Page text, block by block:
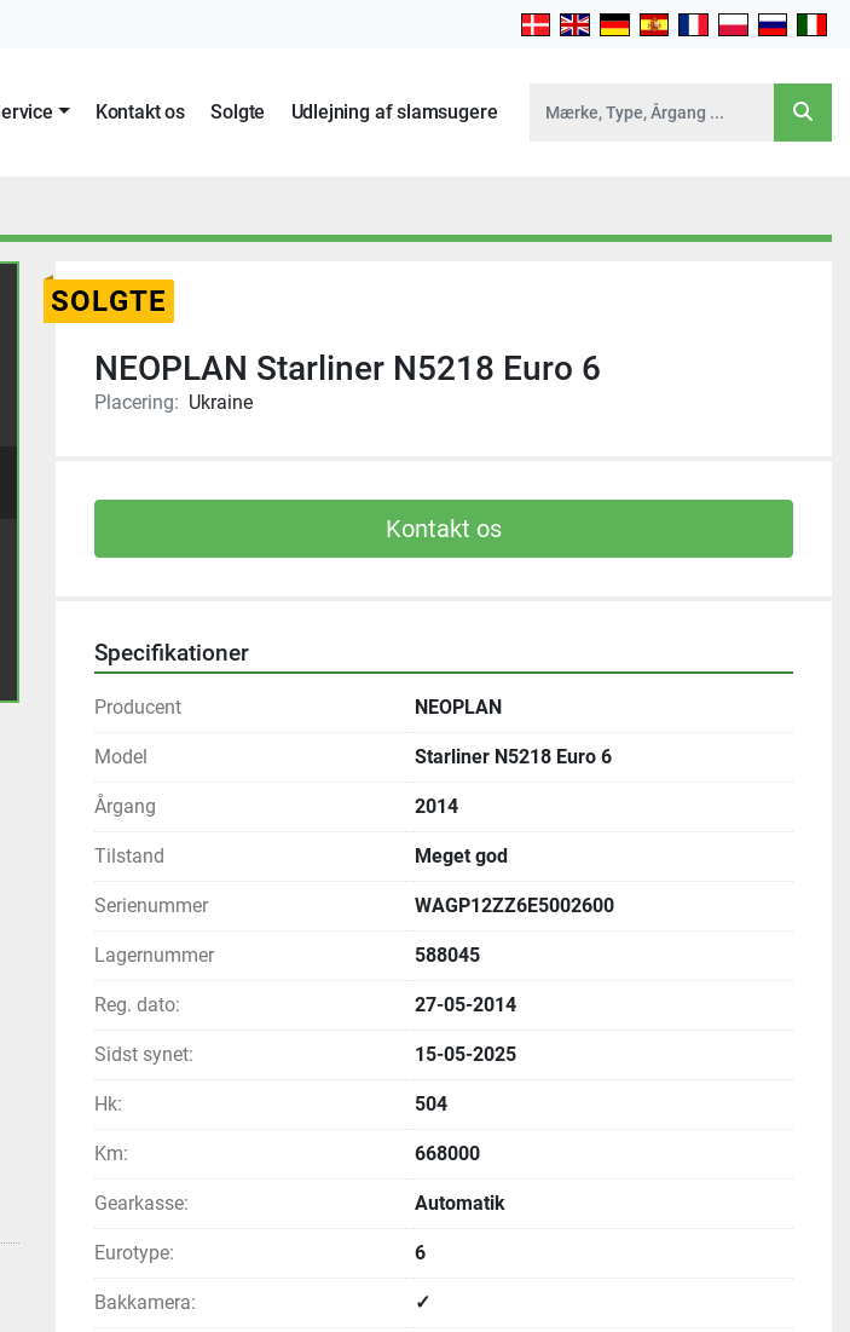
Solgte
Service Kontakt os Udlejning af slamsugere
SOLGTE
NEOPLAN Starliner N5218 Euro 6
Placering: Ukraine
Kontakt os
Specifikationer
Producent NEOPLAN
Model Starliner N5218 Euro 6
Årgang 2014
Tilstand Meget god
Serienummer WAGP12ZZ6E5002600
Lagernummer 588045
Reg. dato: 27-05-2014
Sidst synet: 15-05-2025
Hk: 504
Km: 668000
Gearkasse: Automatik
Eurotype: 6
Bakkamera: ✓